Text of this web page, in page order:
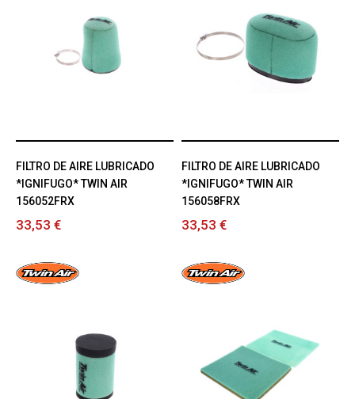
FILTRO DE AIRE LUBRICADO
*IGNIFUGO* TWIN AIR
156052FRX
33,53 €
FILTRO DE AIRE LUBRICADO
*IGNIFUGO* TWIN AIR
156058FRX
33,53 €